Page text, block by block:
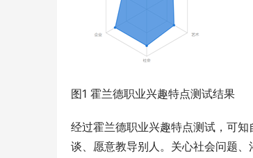
图1 霍兰德职业兴趣特点测试结果
经过霍兰德职业兴趣特点测试，可
谈、愿意教导别人。关心社会问题